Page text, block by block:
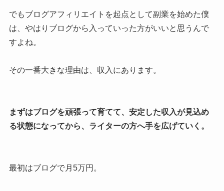
でもブログアフィリエイトを起点として副業を始めた僕
は、やはりブログから入っていった方がいいと思うんで
すよね。
その一番大きな理由は、収入にあります。
まずはブログを頑張って育てて、安定した収入が見込め
る状態になってから、ライターの方へ手を広げていく。
最初はブログで月5万円。